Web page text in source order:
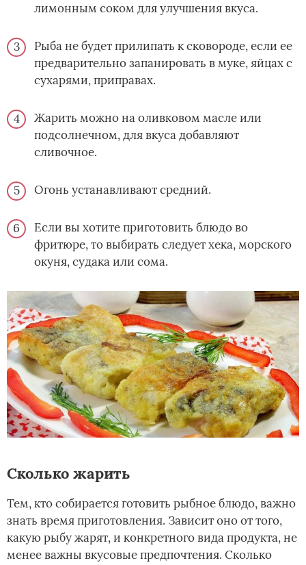
лимонным соком для улучшения вкуса.
Рыба не будет прилипать к сковороде, если ее
предварительно запанировать в муке, яйцах с
сухарями, приправах.
Жарить можно на оливковом масле или
подсолнечном, для вкуса добавляют
сливочное.
Огонь устанавливают средний.
Если вы хотите приготовить блюдо во
фритюре, то выбирать следует хека, морского
окуня, судака или сома.
Сколько жарить
Тем, кто собирается готовить рыбное блюдо, важно
знать время приготовления. Зависит оно от того,
какую рыбу жарят, и конкретного вида продукта, не
менее важны вкусовые предпочтения. Сколько